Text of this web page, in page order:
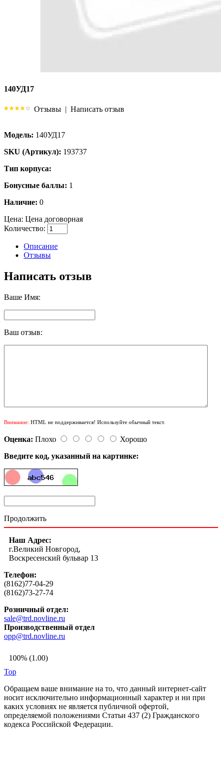
140УД17
Отзывы | Написать отзыв
Модель: 140УД17
SKU (Артикул): 193737
Тип корпуса:
Бонусные баллы: 1
Наличие: 0
Цена: Цена договорная
Количество:
Описание
Отзывы
Написать отзыв
Ваше Имя:
Ваш отзыв:
Внимание: HTML не поддерживается! Используйте обычный текст.
Оценка: Плохо
Хорошо
Введите код, указанный на картинке:
Продолжить
Наш Адрес:
г.Великий Новгород,
Воскресенский бульвар 13
Телефон:
(8162)77-04-29
(8162)73-27-74
Розничный отдел:
sale@trd.novline.ru
Производственный отдел
opp@trd.novline.ru
100% (1.00)
Top
Обращаем ваше внимание на то, что данный интернет-сайт
носит исключительно информационный характер и ни при
каких условиях не является публичной офертой,
определяемой положениями Статьи 437 (2) Гражданского
кодекса Российской Федерации.